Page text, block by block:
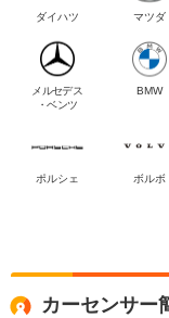
ダイハツ マツダ
メルセデス
・ベンツ
BMW
ポルシェ ボルボ
カーセンサー